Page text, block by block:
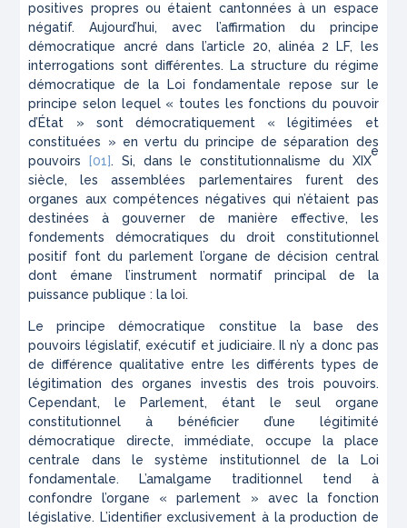
positives propres ou étaient cantonnées à un espace
négatif. Aujourd’hui, avec l’affirmation du principe
démocratique ancré dans l’article 20, alinéa 2 LF, les
interrogations sont différentes. La structure du régime
démocratique de la Loi fondamentale repose sur le
principe selon lequel « toutes les fonctions du pouvoir
d’État » sont démocratiquement « légitimées et
constituées » en vertu du principe de séparation des
pouvoirs
[01]. Si, dans le constitutionnalisme du XIX
e
siècle, les assemblées parlementaires furent des
organes aux compétences négatives qui n’étaient pas
destinées à gouverner de manière effective, les
fondements démocratiques du droit constitutionnel
positif font du parlement l’organe de décision central
dont émane l’instrument normatif principal de la
puissance publique : la loi.
Le principe démocratique constitue la base des
pouvoirs législatif, exécutif et judiciaire. Il n’y a donc pas
de différence qualitative entre les différents types de
légitimation des organes investis des trois pouvoirs.
Cependant, le Parlement, étant le seul organe
constitutionnel à bénéficier d’une légitimité
démocratique directe, immédiate, occupe la place
centrale dans le système institutionnel de la Loi
fondamentale. L’amalgame traditionnel tend à
confondre l’organe « parlement » avec la fonction
législative. L’identifier exclusivement à la production de